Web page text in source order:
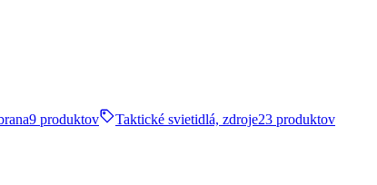
9 produktov Taktické svietidlá, zdroje23 produktov